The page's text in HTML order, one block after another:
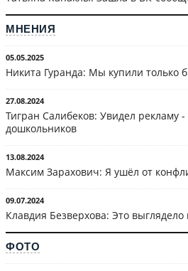
МНЕНИЯ
05.05.2025
Никита Гуранда: Мы купили только
27.08.2024
Тигран Салибеков: Увидел рекламу -
дошкольников
13.08.2024
Максим Зарахович: Я ушёл от
09.07.2024
Клавдия Безверхова: Это выглядело
ФОТО